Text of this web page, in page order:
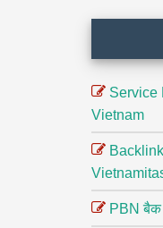
Service
Vietnam
PBN बैक